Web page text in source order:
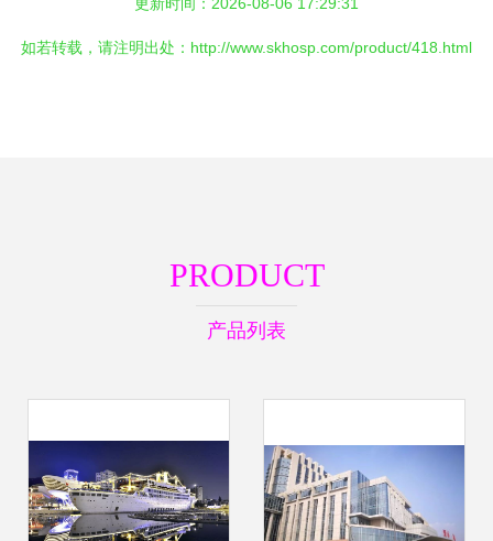
如若转载，请注明出处：http://www.skhosp.com/product/418.html
PRODUCT
产品列表